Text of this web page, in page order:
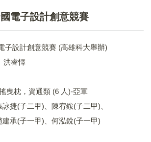
電子設計創意競賽
子設計創意競賽 (高雄科大舉辦)
洪睿懌
曳枕，資通類 (6 人)-亞軍
捷(子二甲)、陳宥銨(子二甲)、
承(子一甲)、何泓銳(子一甲)